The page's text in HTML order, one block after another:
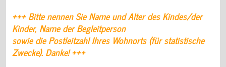
+++ Bitte nennen Sie Name und Alter des Kindes/der
Kinder, Name der Begleitperson
sowie die Postleitzahl Ihres Wohnorts (für statistische
Zwecke). Danke! +++